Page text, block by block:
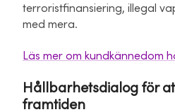
terroristfinansiering, illegal
med mera.
Läs mer om kundkännedom
Hållbarhetsdialog för
framtiden